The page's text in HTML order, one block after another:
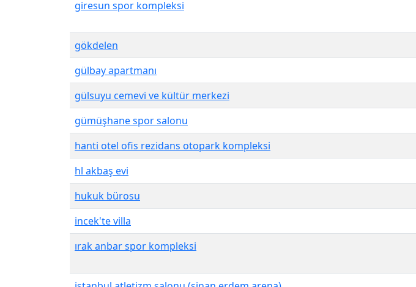
giresun spor kompleksi
gökdelen
gülbay apartmanı
gülsuyu cemevi ve kültür merkezi
gümüşhane spor salonu
hanti otel ofis rezidans otopark kompleksi
hl akbaş evi
hukuk bürosu
incek'te villa
ırak anbar spor kompleksi